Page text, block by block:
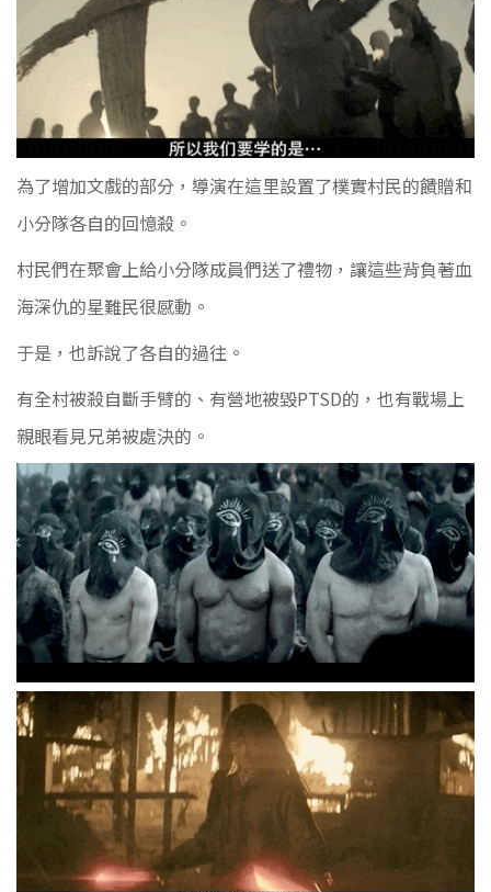
為了增加文戲的部分，導演在這里設置了樸實村民的饋贈和
小分隊各自的回憶殺。
村民們在聚會上給小分隊成員們送了禮物，讓這些背負著血
海深仇的星難民很感動。
于是，也訴說了各自的過往。
有全村被殺自斷手臂的、有營地被毀PTSD的，也有戰場上
親眼看見兄弟被處決的。